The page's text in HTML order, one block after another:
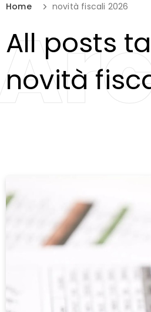
Home novità fiscali 2026
All posts
novità